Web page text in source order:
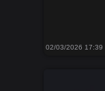
02/03/2026 17:39